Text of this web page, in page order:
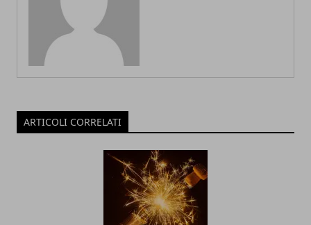
ARTICOLI CORRELATI